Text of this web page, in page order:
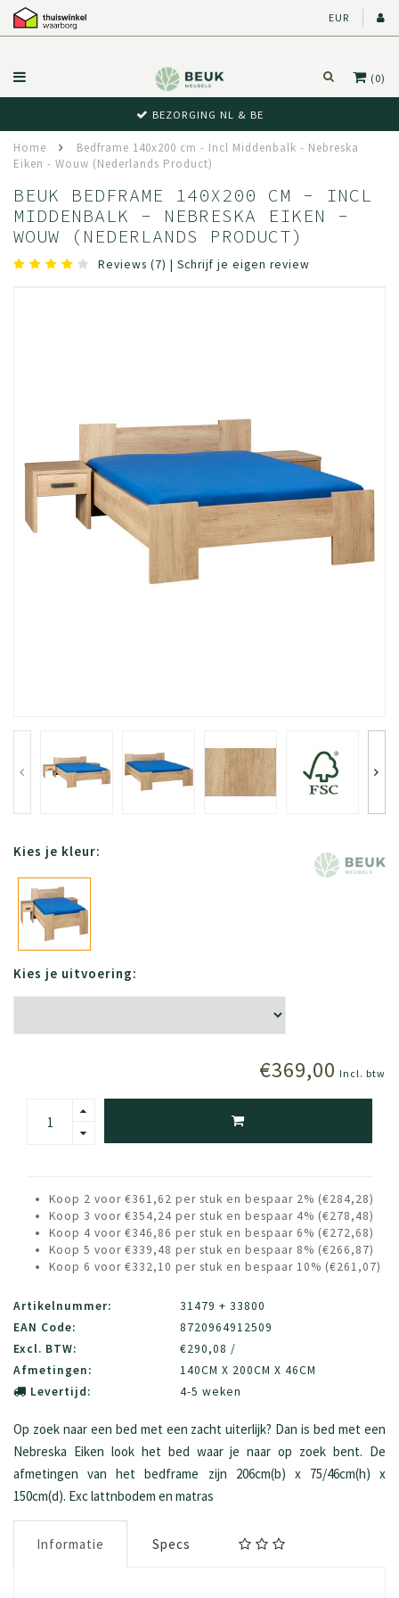
EUR
(0)
BEWUST RETOUR
Home
Bedframe 140x200 cm - Incl Middenbalk - Nebreska
Eiken - Wouw (Nederlands Product)
BEUK BEDFRAME 140X200 CM - INCL
MIDDENBALK - NEBRESKA EIKEN -
WOUW (NEDERLANDS PRODUCT)
Reviews (7) | Schrijf je eigen review
Kies je kleur:
Kies je uitvoering:
€369,00 Incl. btw
Koop 2 voor €361,62 per stuk en bespaar 2% (€284,28)
Koop 3 voor €354,24 per stuk en bespaar 4% (€278,48)
Koop 4 voor €346,86 per stuk en bespaar 6% (€272,68)
Koop 5 voor €339,48 per stuk en bespaar 8% (€266,87)
Koop 6 voor €332,10 per stuk en bespaar 10% (€261,07)
Artikelnummer:
31479 + 33800
EAN Code:
8720964912509
Excl. BTW:
€290,08 /
Afmetingen:
140CM X 200CM X 46CM
Levertijd:
4-5 weken
Op zoek naar een bed met een zacht uiterlijk? Dan is bed met een
Nebreska Eiken look het bed waar je naar op zoek bent. De
afmetingen van het bedframe zijn 206cm(b) x 75/46cm(h) x
150cm(d). Exc lattnbodem en matras
Informatie Specs